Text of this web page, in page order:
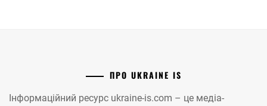
ПРО UKRAINE IS
Інформаційний ресурс ukraine-is.com – це медіа-